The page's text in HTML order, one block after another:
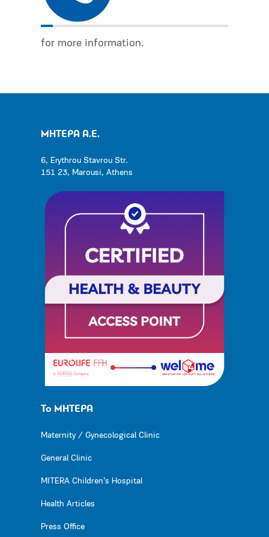
for more information.
ΜΗΤΕΡΑ Α.Ε.
6, Erythrou Stavrou Str.
151 23, Marousi, Athens
Το ΜΗΤΕΡΑ
Maternity / Gynecological Clinic
General Clinic
MITERA Children’s Hospital
Health Articles
Press Office